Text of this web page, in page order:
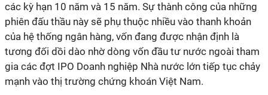
các kỳ hạn 10 năm và 15 năm. Sự thành công của những
phiên đấu thầu này sẽ phụ thuộc nhiều vào thanh khoản
của hệ thống ngân hàng, vốn đang được nhận định là
tương đối dồi dào nhờ dòng vốn đầu tư nước ngoài tham
gia các đợt IPO Doanh nghiệp Nhà nước lớn tiếp tục chảy
mạnh vào thị trường chứng khoán Việt Nam.